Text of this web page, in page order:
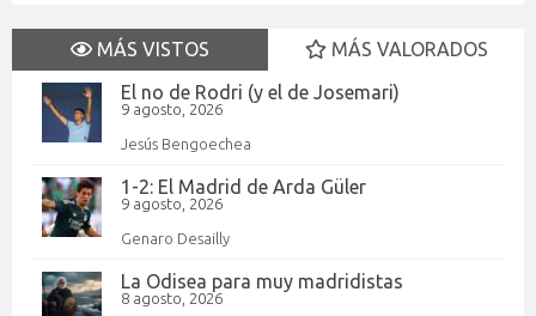
MÁS VISTOS
MÁS VALORADOS
El no de Rodri (y el de Josemari)
9 agosto, 2026
Jesús Bengoechea
1-2: El Madrid de Arda Güler
9 agosto, 2026
Genaro Desailly
La Odisea para muy madridistas
8 agosto, 2026